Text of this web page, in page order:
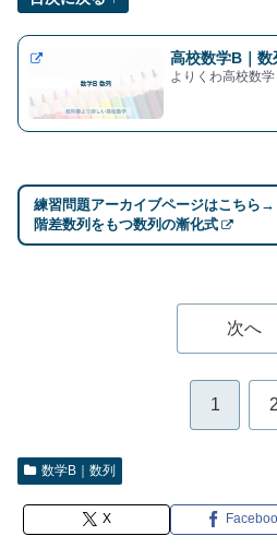
高校数学B｜
よりくわ高校数
練習問題アーカイブページはこちら→
階差数列をもつ数列の漸化式
次へ
1 2
数学B｜数列
X